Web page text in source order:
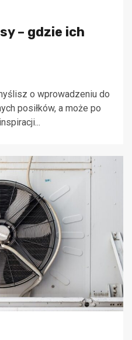
– gdzie ich
o wprowadzeniu do
posiłków, a może po